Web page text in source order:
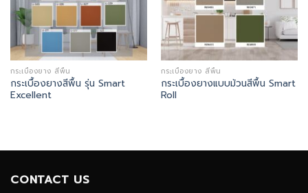
กระเบื้องยาง สีพื้น
กระเบื้องยางสีพื้น รุ่น Smart
Excellent
กระเบื้องยาง สีพื้น
กระเบื้องยางแบบม้วนสีพื้น Smart
Roll
CONTACT US